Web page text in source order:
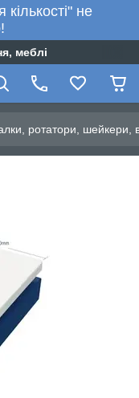
кількості" не
меблі
ротатори, шейкери,